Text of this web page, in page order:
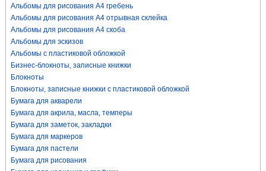
Альбомы для рисования А4 гребень
Альбомы для рисования А4 отрывная склейка
Альбомы для рисования А4 скоба
Альбомы для эскизов
Альбомы с пластиковой обложкой
Бизнес-блокноты, записные книжки
Блокноты
Блокноты, записные книжки с пластиковой обложкой
Бумага для акварели
Бумага для акрила, масла, темперы
Бумага для заметок, закладки
Бумага для маркеров
Бумага для пастели
Бумага для рисования